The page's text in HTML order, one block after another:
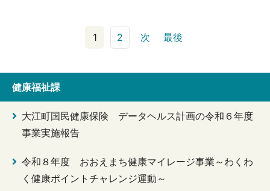
1 2 次 最後
健康福祉課
大江町国民健康保険 データヘルス計画の令和６年度
事業実施報告
令和８年度 おおえまち健康マイレージ事業～わくわ
く健康ポイントチャレンジ運動～